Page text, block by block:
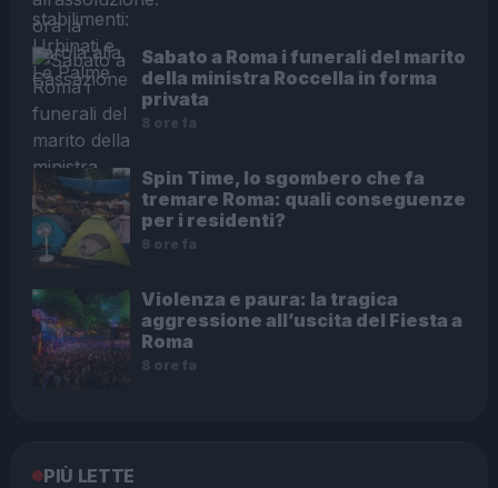
Sabato a Roma i funerali del marito
della ministra Roccella in forma
privata
8 ore fa
Spin Time, lo sgombero che fa
tremare Roma: quali conseguenze
per i residenti?
8 ore fa
Violenza e paura: la tragica
aggressione all’uscita del Fiesta a
Roma
8 ore fa
PIÙ LETTE